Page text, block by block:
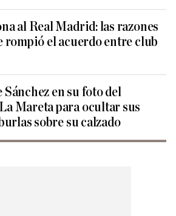
al Real Madrid: las razones
rompió el acuerdo entre club
Sánchez en su foto del
Mareta para ocultar sus
sobre su calzado